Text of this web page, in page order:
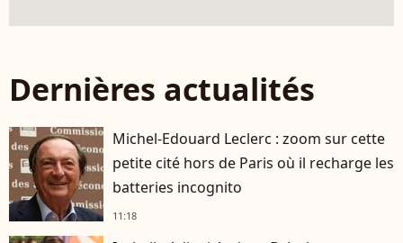
Dernières actualités
Michel-Edouard Leclerc : zoom sur cette
petite cité hors de Paris où il recharge les
batteries incognito
11:18